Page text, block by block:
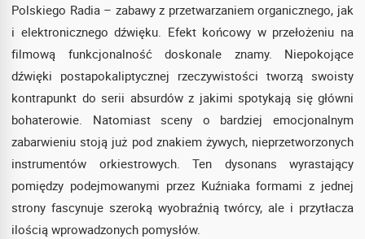
Polskiego Radia – zabawy z przetwarzaniem organicznego, jak
i elektronicznego dźwięku. Efekt końcowy w przełożeniu na
filmową funkcjonalność doskonale znamy. Niepokojące
dźwięki postapokaliptycznej rzeczywistości tworzą swoisty
kontrapunkt do serii absurdów z jakimi spotykają się główni
bohaterowie. Natomiast sceny o bardziej emocjonalnym
zabarwieniu stoją już pod znakiem żywych, nieprzetworzonych
instrumentów orkiestrowych. Ten dysonans wyrastający
pomiędzy podejmowanymi przez Kuźniaka formami z jednej
strony fascynuje szeroką wyobraźnią twórcy, ale i przytłacza
ilością wprowadzonych pomysłów.